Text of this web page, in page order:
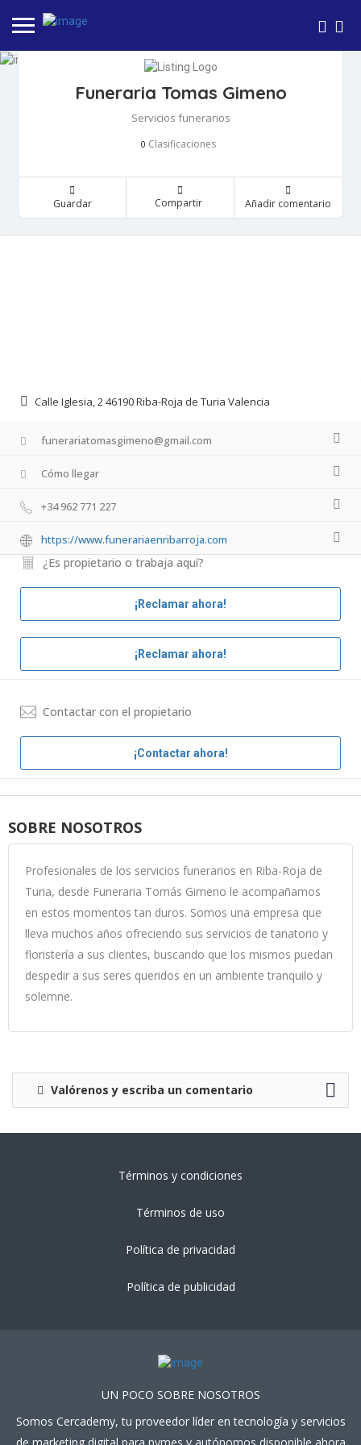
Funeraria Tomas Gimeno
Servicios funerarios
0 Clasificaciones
Guardar Compartir Añadir comentario
Calle Iglesia, 2 46190 Riba-Roja de Turia Valencia
funerariatomasgimeno@gmail.com
Cómo llegar
+34 962 771 227
https://www.funerariaenribarroja.com
¿Es propietario o trabaja aquí?
¡Reclamar ahora!
¡Reclamar ahora!
Contactar con el propietario
¡Contactar ahora!
SOBRE NOSOTROS
Profesionales de los servicios funerarios en Riba-Roja de
Turia, desde Funeraria Tomás Gimeno le acompañamos
en estos momentos tan duros. Somos una empresa que
lleva muchos años ofreciendo sus servicios de tanatorio y
floristería a sus clientes, buscando que los mismos puedan
despedir a sus seres queridos en un ambiente tranquilo y
solemne.
Valórenos y escriba un comentario
Términos y condiciones
Términos de uso
Política de privacidad
Política de publicidad
UN POCO SOBRE NOSOTROS
Somos Cercademy, tu proveedor líder en tecnología y servicios